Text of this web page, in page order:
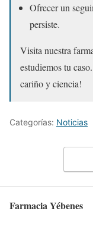
Ofrecer un
persiste.
Visita nuestra
estudiemos tu
cariño y ciencia!
Categorías: Noticias
Farmacia Yébenes